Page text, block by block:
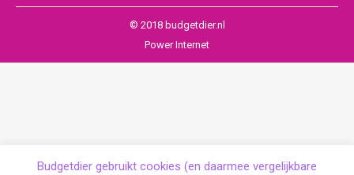
© 2018 budgetdier.nl
Power Internet
Budgetdier gebruikt cookies (en daarmee vergelijkbare